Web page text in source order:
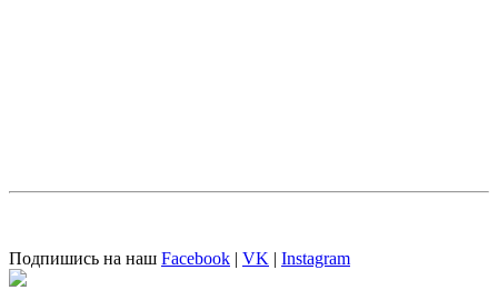
Подпишись на наш Facebook | VK | Instagram